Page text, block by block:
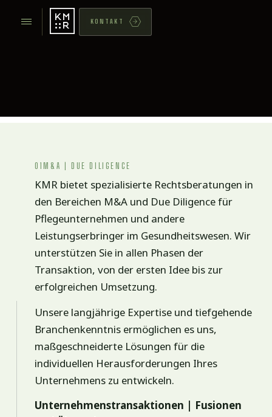
KONTAKT
01 M&A | DUE DILIGENCE
KMR bietet spezialisierte Rechtsberatungen in
den Bereichen M&A und Due Diligence für
Pflegeunternehmen und andere
Leistungserbringer im Gesundheitswesen. Wir
unterstützen Sie in allen Phasen der
Transaktion, von der ersten Idee bis zur
erfolgreichen Umsetzung.
Unsere langjährige Expertise und tiefgehende
Branchenkenntnis ermöglichen es uns,
maßgeschneiderte Lösungen für die
individuellen Herausforderungen Ihres
Unternehmens zu entwickeln.
Unternehmenstransaktionen | Fusionen